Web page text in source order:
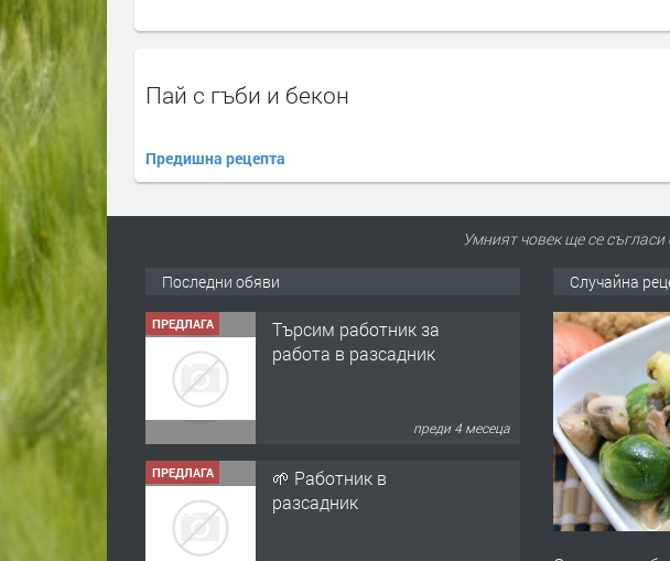
Пай с гъби и бекон
Предишна рецепта
Умният човек ще се
Последни обяви
работа в разсадник
разсадник
Случайна